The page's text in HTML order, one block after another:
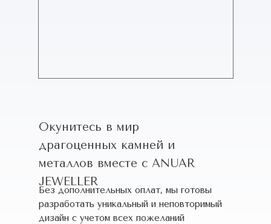
Окунитесь в мир
драгоценных камней и
металлов вместе с ANUAR
JEWELLER
Без дополнительных оплат, мы готовы
разработать уникальный и неповторимый
дизайн c учетом всех пожеланий